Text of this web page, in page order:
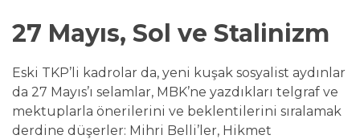
27 Mayıs, Sol ve Stalinizm
Eski TKP’li kadrolar da, yeni kuşak sosyalist aydınlar
da 27 Mayıs’ı selamlar, MBK’ne yazdıkları telgraf ve
mektuplarla önerilerini ve beklentilerini sıralamak
derdine düşerler: Mihri Belli’ler, Hikmet